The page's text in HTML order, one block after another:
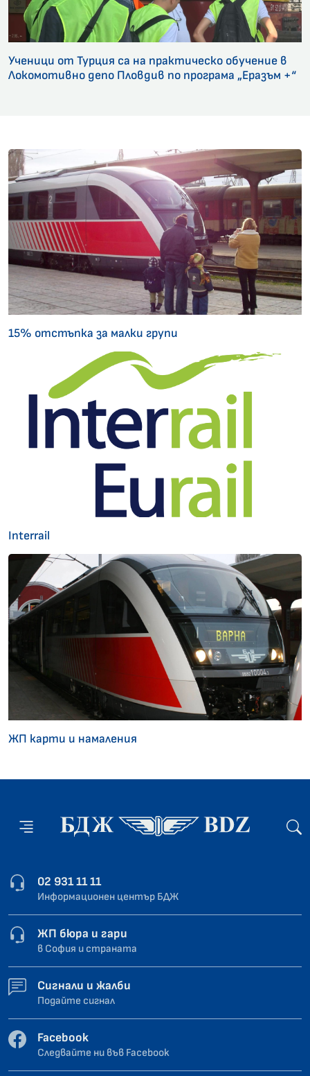
Ученици от Турция са на практическо обучение в
Локомотивно депо Пловдив по програма „Еразъм +“
15% отстъпка за малки групи
Interrail
ЖП карти и намаления
02 931 11 11
Информационен център БДЖ
ЖП бюра и гари
в София и страната
Сигнали и жалби
Подайте сигнал
Facebook
Следвайте ни във Facebook